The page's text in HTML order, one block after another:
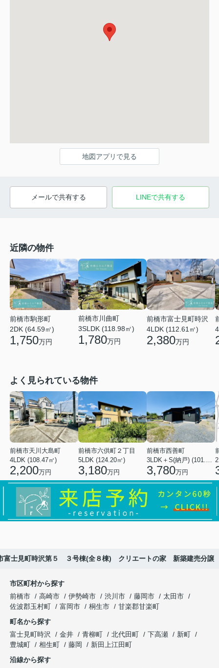
地図アプリで見る
メールで共有する LINEで共有する
近隣の物件
前橋市駒形町
2DK (64.59㎡)
1,750万円
前橋市川曲町
3SLDK (118.98㎡)
1,780万円
前橋市富士見町時沢
4LDK (112.61㎡)
2,380万円
よく見られている物件
前橋市天川大島町
4LDK (108.47㎡)
2,200万円
前橋市六供町２丁目
5LDK (124.20㎡)
3,180万円
前橋市西善町
3,780万円
富士見町時沢第５ ３号棟(全８棟) クリエートの家 新築建売分譲
市区町村から探す
前橋市
高崎市 伊勢崎市 渋川市 藤岡市
太田市
佐波郡玉村町
富岡市 桐生市
甘楽郡甘楽町
町名から探す
富士見町時沢
金井 青柳町 北代田町 下高瀬
新町
豊城町
相生町 藤岡
新田上江田町
沿線から探す